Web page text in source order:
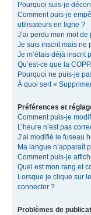
Pourquoi suis-je
Comment puis-je
utilisateurs en ligne ?
J’ai perdu mon mot de
Je suis inscrit mais ne
Je m’étais déjà inscrit
Qu’est-ce que la
Pourquoi ne puis-je
À quoi sert «
Préférences et
Comment puis-je
L’heure n’est pas
J’ai modifié le fuseau
Ma langue n’apparaît
Comment puis-je
Quel est mon rang et
Lorsque je clique sur
connecter ?
Problèmes de